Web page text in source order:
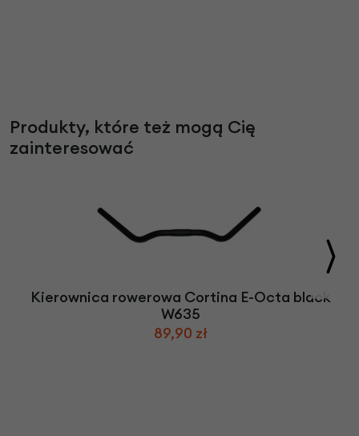
Produkty, które też mogą Cię
zainteresować
Kierownica rowerowa Cortina E-Octa black
W635
89,90 zł